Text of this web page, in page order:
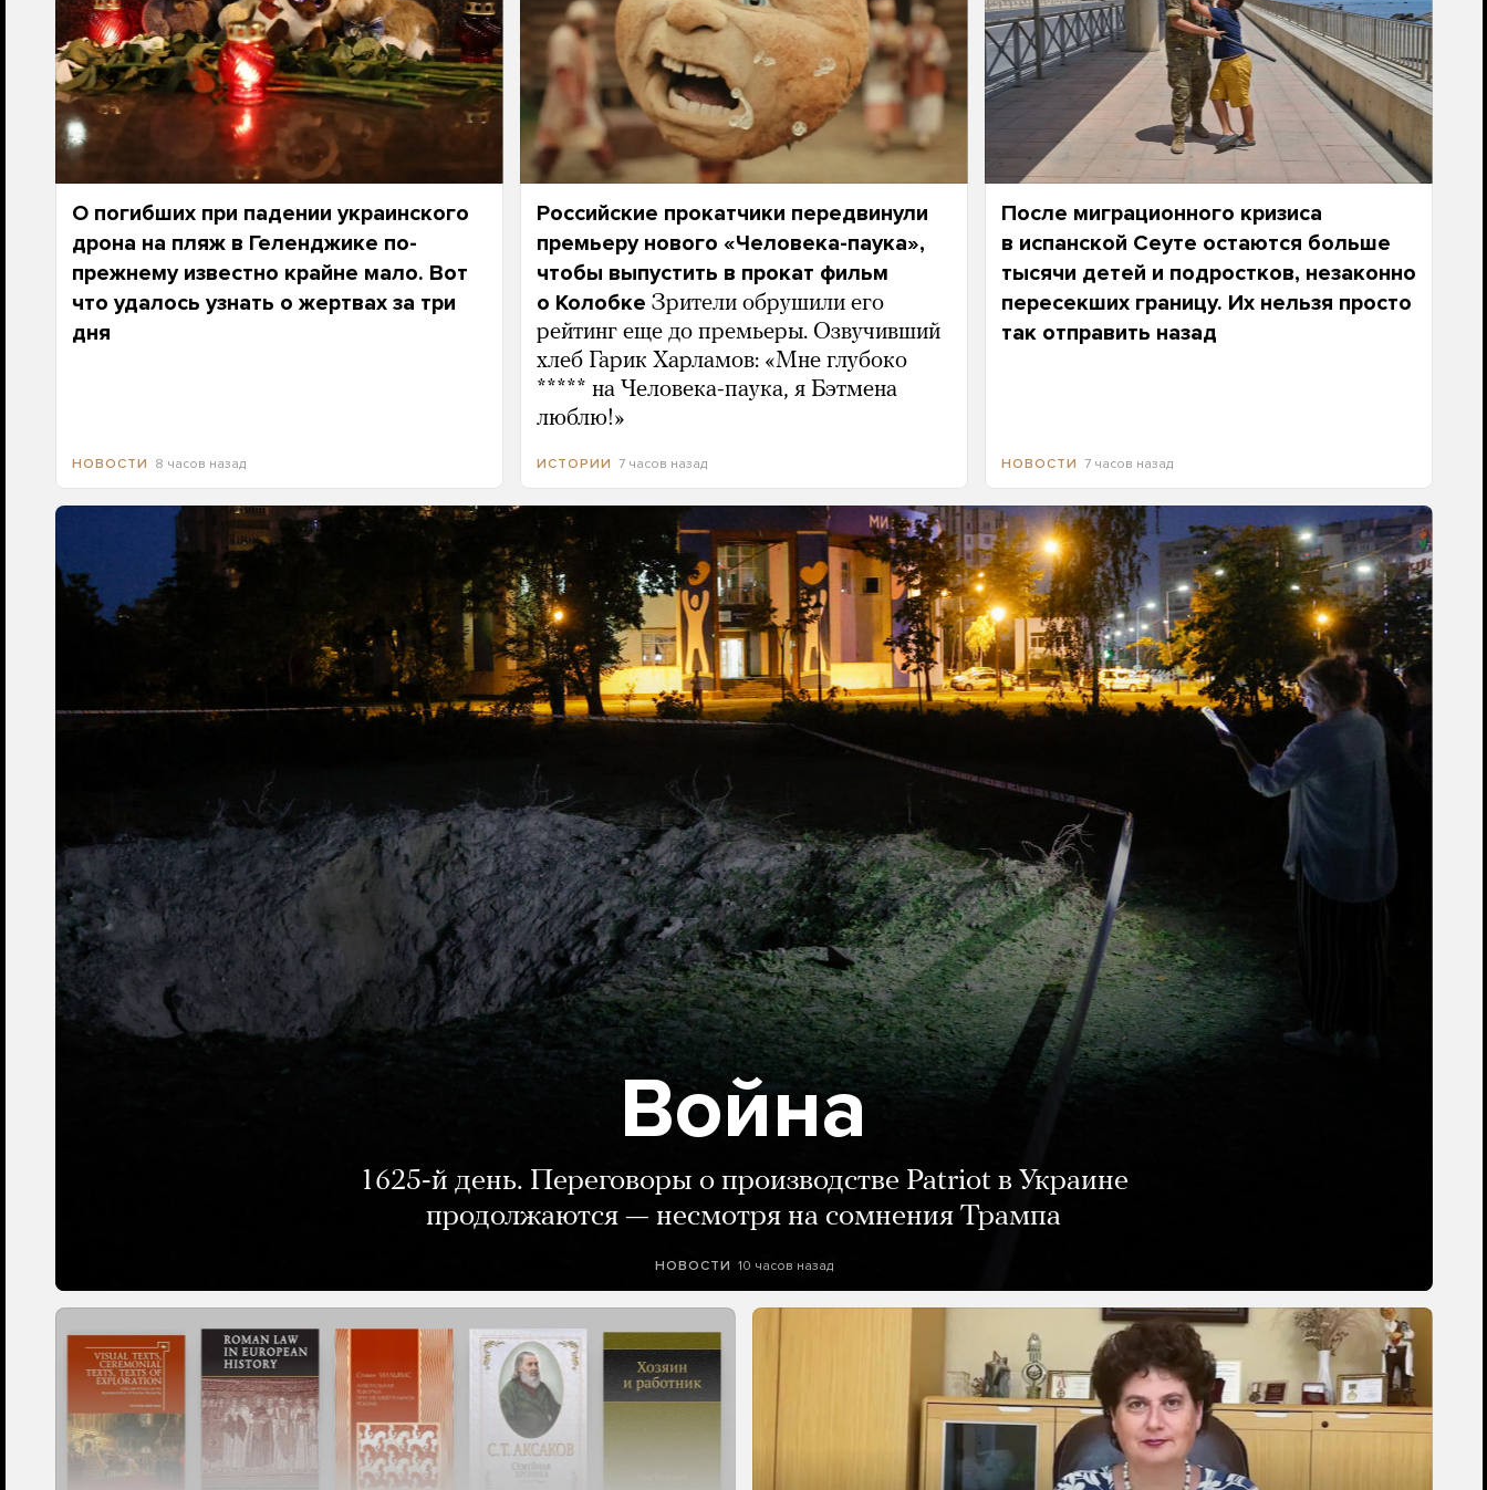
О погибших при падении украинского
дрона на пляж в Геленджике по-
прежнему известно крайне мало. Вот
что удалось узнать о жертвах за три
дня
НОВОСТИ 8 часов назад
Российские прокатчики передвинули
премьеру нового «Человека-паука»,
чтобы выпустить в прокат фильм
о Колобке Зрители обрушили его
рейтинг еще до премьеры. Озвучивший
хлеб Гарик Харламов: «Мне глубоко
***** на Человека-паука, я Бэтмена
люблю!»
ИСТОРИИ 7 часов назад
После миграционного кризиса
в испанской Сеуте остаются больше
тысячи детей и подростков, незаконно
пересекших границу. Их нельзя просто
так отправить назад
НОВОСТИ 7 часов назад
Война
1625-й день. Переговоры о производстве Patriot в Украине
продолжаются — несмотря на сомнения Трампа
НОВОСТИ 10 часов назад